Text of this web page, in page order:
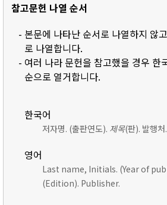
참고문헌 나열 순서
- 본문에 나타난 순서로 나열하지 않
로 나열합니다.
- 여러 나라 문헌을 참고했을 경우 한
순으로 열거합니다.
한국어
저자명. (출판연도). 제목(판). 발행처.
영어
Last name, Initials. (Year of
(Edition). Publisher.